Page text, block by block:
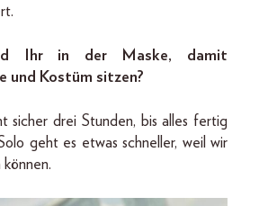
Ihr in der Maske, damit
und Kostüm sitzen?
sicher drei Stunden, bis alles fertig
geht es etwas schneller, weil wir